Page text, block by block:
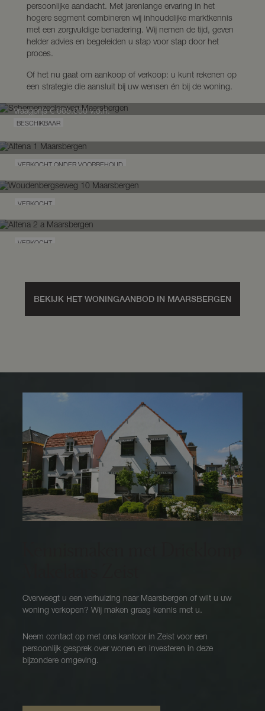
persoonlijke aandacht. Met jarenlange ervaring in het
hogere segment combineren wij inhoudelijke marktkennis
met een zorgvuldige benadering. Wij nemen de tijd, geven
helder advies en begeleiden u stap voor stap door het
proces.
Of het nu gaat om aankoop of verkoop: u kunt rekenen op
een strategie die aansluit bij uw wensen én bij de woning.
Scherpenzeelseweg
Vraagprijs€ 665.000v.o.n.
Bouwgrond 3.500 m²
VERKOCHT ONDER VOORBEHOUD
Altena 1 Maarsbergen
Landhuis 180 m² 8.710 m² 6 kamers
VERKOCHT
Woudenbergseweg 10 Maarsbergen
VERKOCHT
BEKIJK HET WONINGAANBOD IN MAARSBERGEN
Overweegt u een verhuizing naar Maarsbergen of wilt u uw
woning verkopen? Wij maken graag kennis met u.
Neem contact op met ons kantoor in Zeist voor een
persoonlijk gesprek over wonen en investeren in deze
bijzondere omgeving.